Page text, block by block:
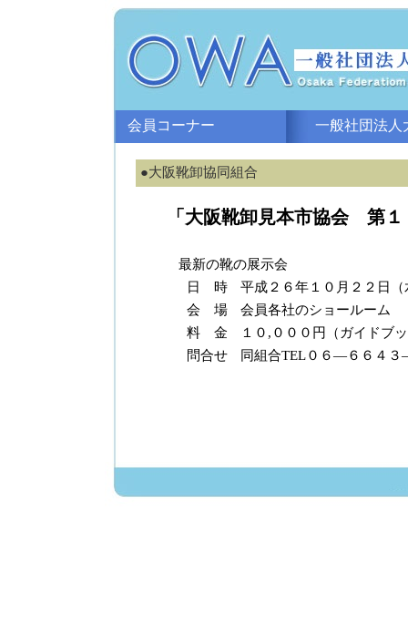
会員コーナー 一般社団法人
●大阪靴卸協同組合
「大阪靴卸見本市協会 第
最新の靴の展示会
日 時
平成２６年１０月２２日
会 場
会員各社のショールーム
料 金
１０,０００円（ガイドブ
問合せ
同組合TEL０６―６６４